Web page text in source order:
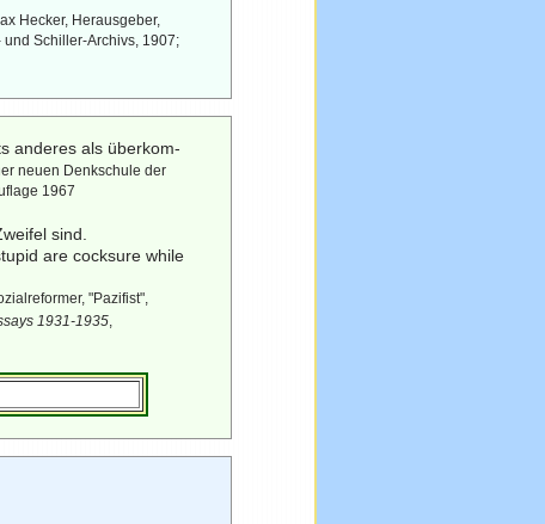
Hecker, Herausgeber,
Schiller-Archivs, 1907;
anderes als überkom-
neuen Denkschule der
1967
sind.
are cocksure while
"Pazifist",
1931-1935,